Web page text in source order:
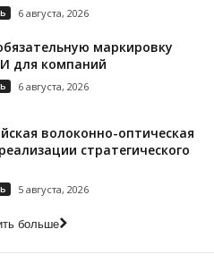
6 августа, 2026
маркировку
для компаний
6 августа, 2026
волоконно-оптическая
стратегического
5 августа, 2026
больше